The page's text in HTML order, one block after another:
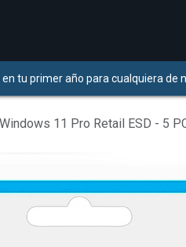
tu primer año para cualquiera de
Windows 11 Pro Retail ESD - 5